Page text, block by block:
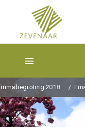
Ga naar de inhoud
2018